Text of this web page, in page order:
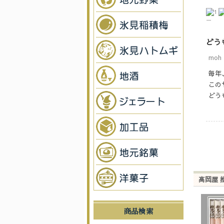
ー
どう
moh
毎年
こ
どう
高岡屋
商品検索